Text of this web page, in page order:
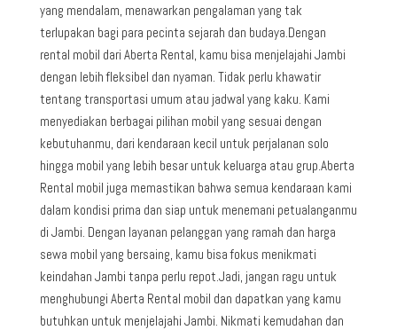
yang mendalam, menawarkan pengalaman yang tak
terlupakan bagi para pecinta sejarah dan budaya.Dengan
rental mobil dari Aberta Rental, kamu bisa menjelajahi Jambi
dengan lebih fleksibel dan nyaman. Tidak perlu khawatir
tentang transportasi umum atau jadwal yang kaku. Kami
menyediakan berbagai pilihan mobil yang sesuai dengan
kebutuhanmu, dari kendaraan kecil untuk perjalanan solo
hingga mobil yang lebih besar untuk keluarga atau grup.Aberta
Rental mobil juga memastikan bahwa semua kendaraan kami
dalam kondisi prima dan siap untuk menemani petualanganmu
di Jambi. Dengan layanan pelanggan yang ramah dan harga
sewa mobil yang bersaing, kamu bisa fokus menikmati
keindahan Jambi tanpa perlu repot.Jadi, jangan ragu untuk
menghubungi Aberta Rental mobil dan dapatkan yang kamu
butuhkan untuk menjelajahi Jambi. Nikmati kemudahan dan